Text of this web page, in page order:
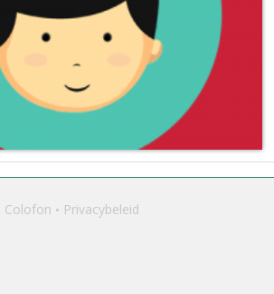
Colofon Privacybeleid